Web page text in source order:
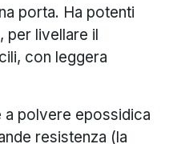
porta. Ha potenti
per livellare il
con leggera
a polvere epossidica
resistenza (la